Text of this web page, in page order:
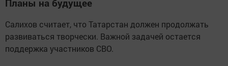
Планы на будущее
Салихов считает, что Татарстан должен продолжать
развиваться творчески. Важной задачей остается
поддержка участников СВО.